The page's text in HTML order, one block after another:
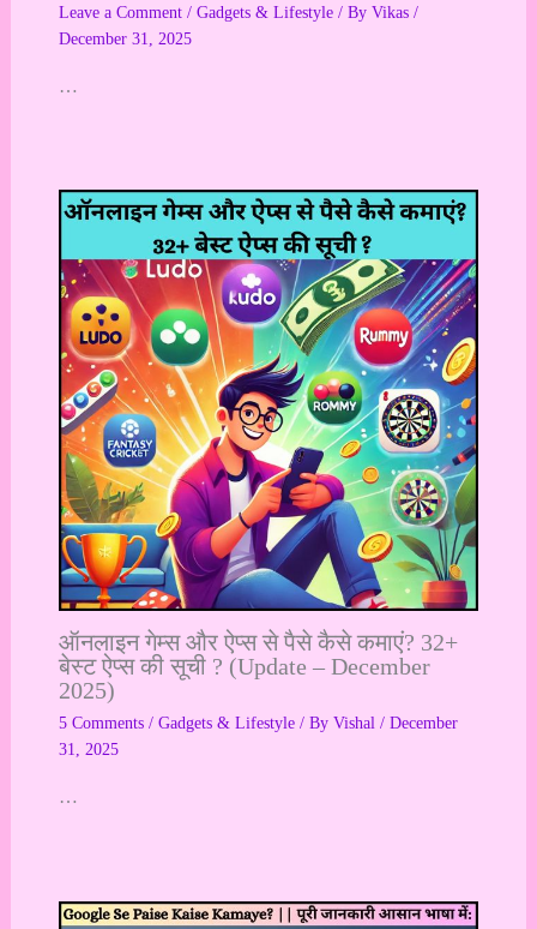
Leave a Comment / Gadgets & Lifestyle/ By Vikas /
December 31, 2025
…
ऑनलाइन गेम्स और ऐप्स से पैसे कैसे कमाएं? 32+
बेस्ट ऐप्स की सूची ? (Update – December
2025)
5 Comments / Gadgets & Lifestyle/ By Vishal / December
31, 2025
…